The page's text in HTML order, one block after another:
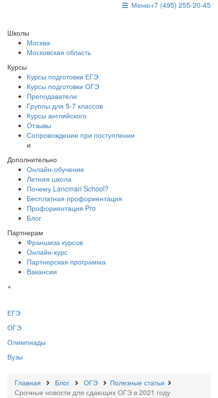
+7 (495) 255-20-45
Меню
Школы
Москва
Московская область
Курсы
Курсы подготовки ЕГЭ
Курсы подготовки ОГЭ
Преподаватели
Группы для 5-7 классов
Курсы английского
Отзывы
Сопровождение при поступлении
и
Дополнительно
Онлайн-обучение
Летняя школа
Почему Lancman School?
Бесплатная профориентация
Профориентация Pro
Блог
Партнерам
Франшиза курсов
Онлайн-курс
Партнерская программа
Вакансии
×
ЕГЭ
ОГЭ
Олимпиады
Вузы
Главная Блог ОГЭ
Полезные статьи
Срочные новости для сдающих ОГЭ в 2021 году